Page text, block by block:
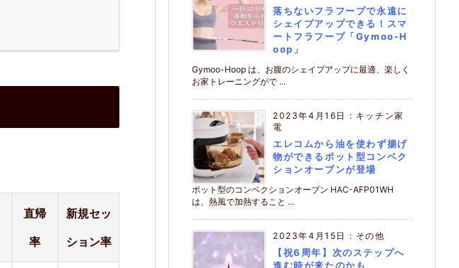
直帰
率
新規セッ
ション率
落ちないフラフープで永遠に
シェイプアップできる！スマ
ートフラフープ「Gymoo-H
oop」
Gymoo-Hoop は、お腹のシェイプアップに最適、楽しく
お家トレーニングがで ...
2023年4月16日 : キッチン家
電
エレコムから油を使わず揚げ
物ができるポット型コンベク
ションオーブンが登場
ポット型のコンベクションオーブン HAC-AFP01WH
は、熱風で加熱すること ...
2023年4月15日 : その他
【祝6周年】次のステップへ
進む時が来たのかも